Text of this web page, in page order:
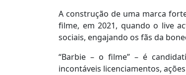
A construção de uma marca
filme, em 2021, quando o live
sociais, engajando os fãs da
“Barbie – o filme” – é
incontáveis licenciamentos,